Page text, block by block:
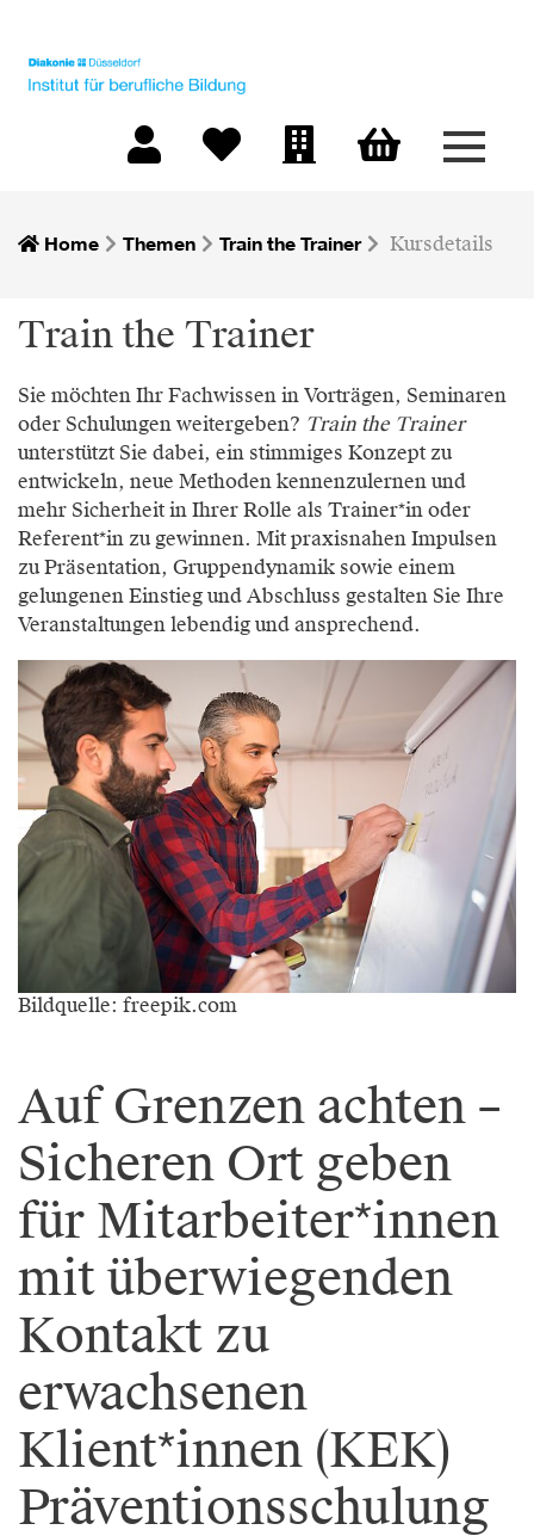
Menü
Home Themen Train the Trainer Kursdetails
Train the Trainer
Sie möchten Ihr Fachwissen in Vorträgen, Seminaren
oder Schulungen weitergeben? Train the Trainer
unterstützt Sie dabei, ein stimmiges Konzept zu
entwickeln, neue Methoden kennenzulernen und
mehr Sicherheit in Ihrer Rolle als Trainer*in oder
Referent*in zu gewinnen. Mit praxisnahen Impulsen
zu Präsentation, Gruppendynamik sowie einem
gelungenen Einstieg und Abschluss gestalten Sie Ihre
Veranstaltungen lebendig und ansprechend.
Bildquelle: freepik.com
Auf Grenzen achten –
Sicheren Ort geben
für Mitarbeiter*innen
mit überwiegenden
Kontakt zu
erwachsenen
Klient*innen (KEK)
Präventionsschulung